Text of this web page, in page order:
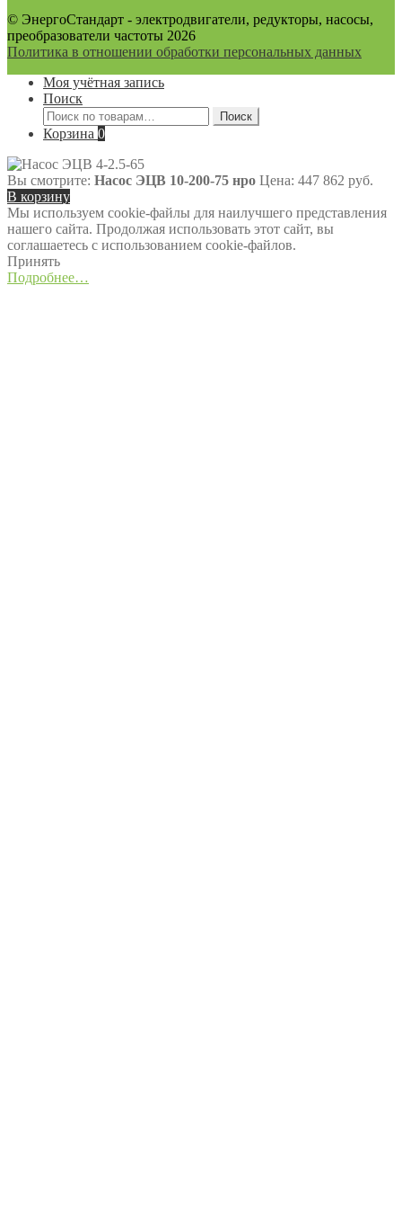
© ЭнергоСтандарт - электродвигатели, редукторы, насосы,
преобразователи частоты 2026
Политика в отношении обработки персональных данных
Моя учётная запись
Поиск
Искать:
Поиск
Корзина 0
Вы смотрите: Насос ЭЦВ 10-200-75 нро Цена: 447 862 руб.
В корзину
Мы используем cookie-файлы для наилучшего представления
нашего сайта. Продолжая использовать этот сайт, вы
соглашаетесь с использованием cookie-файлов.
Принять
Подробнее…